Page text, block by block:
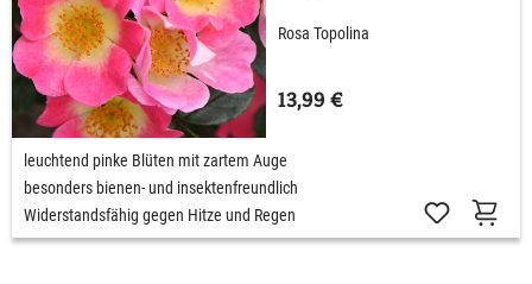
Rosa Topolina
13,99 €
leuchtend pinke Blüten mit zartem Auge
besonders bienen- und insektenfreundlich
Widerstandsfähig gegen Hitze und Regen